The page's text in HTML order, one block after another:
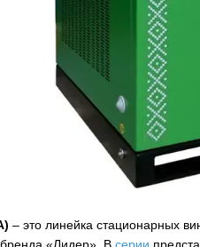
– это линейка стационарных
бренда «Лидер». В серии